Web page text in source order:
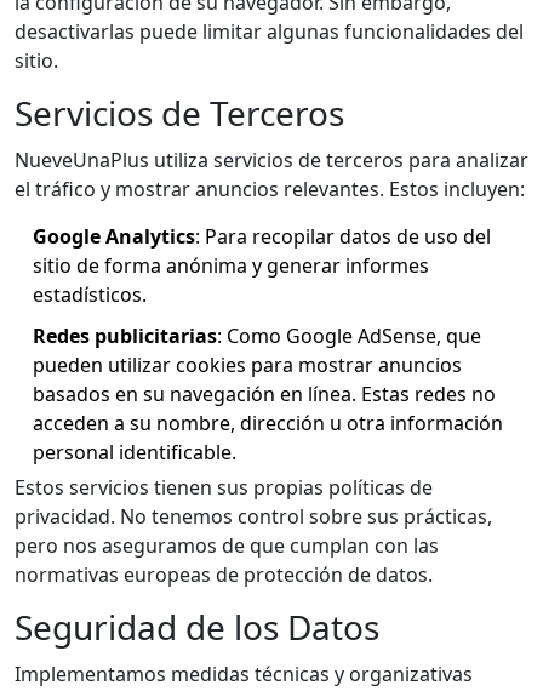
desactivarlas puede limitar algunas funcionalidades del
sitio.
Servicios de Terceros
NueveUnaPlus utiliza servicios de terceros para analizar
el tráfico y mostrar anuncios relevantes. Estos incluyen:
Google Analytics: Para recopilar datos de uso del
sitio de forma anónima y generar informes
estadísticos.
Redes publicitarias: Como Google AdSense, que
pueden utilizar cookies para mostrar anuncios
basados en su navegación en línea. Estas redes no
acceden a su nombre, dirección u otra información
personal identificable.
Estos servicios tienen sus propias políticas de
privacidad. No tenemos control sobre sus prácticas,
pero nos aseguramos de que cumplan con las
normativas europeas de protección de datos.
Seguridad de los Datos
Implementamos medidas técnicas y organizativas